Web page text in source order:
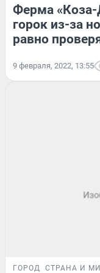
Ферма «Коза-
горок из-за
равно
9 февраля, 2022, 13:55
ГОРОД СТРАНА И